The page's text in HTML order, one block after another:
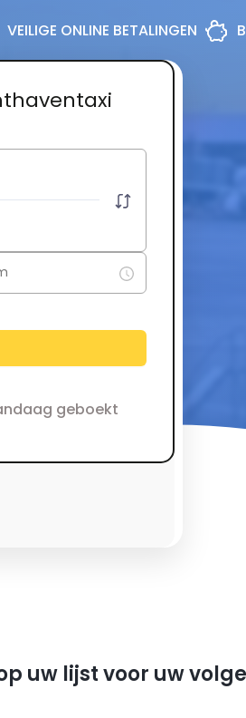
VEILIGE ONLINE BETALINGEN
geboekt
uw lijst voor uw